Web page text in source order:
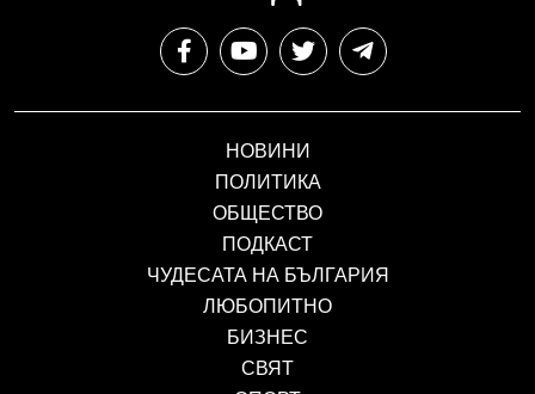
НОВИНИ
ПОЛИТИКА
ОБЩЕСТВО
ПОДКАСТ
ЧУДЕСАТА НА БЪЛГАРИЯ
ЛЮБОПИТНО
БИЗНЕС
СВЯТ